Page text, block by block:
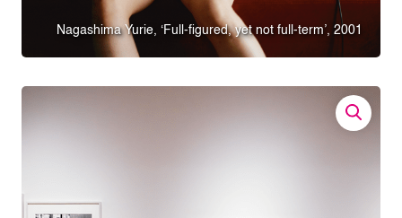
Nagashima Yurie, ‘Full-figured, yet not full-term’, 2001